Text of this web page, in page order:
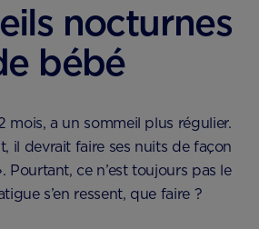
nocturnes
bébé
mois, a un sommeil plus régulier.
il devrait faire ses nuits de façon
Pourtant, ce n’est toujours pas le
s’en ressent, que faire ?